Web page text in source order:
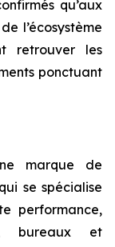
qu’aux
l’écosystème
retrouver les
ponctuant
marque de
se spécialise
performance,
bureaux et